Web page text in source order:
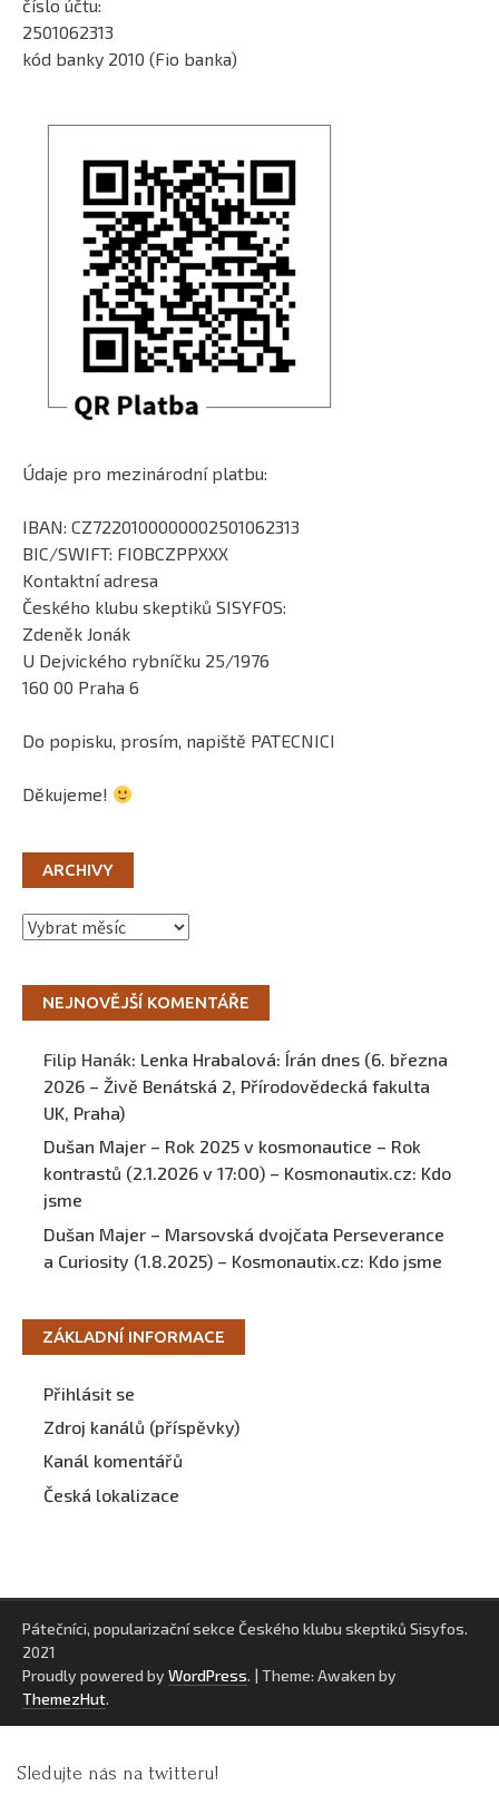
číslo účtu:
2501062313
kód banky 2010 (Fio banka)
Údaje pro mezinárodní platbu:
IBAN: CZ7220100000002501062313
BIC/SWIFT: FIOBCZPPXXX
Kontaktní adresa
Českého klubu skeptiků SISYFOS:
Zdeněk Jonák
U Dejvického rybníčku 25/1976
160 00 Praha 6
Do popisku, prosím, napiště PATECNICI
Děkujeme!
ARCHIVY
Archivy
NEJNOVĚJŠÍ KOMENTÁŘE
Filip Hanák: Lenka Hrabalová: Írán dnes (6. března
2026 – Živě Benátská 2, Přírodovědecká fakulta
UK, Praha)
Dušan Majer – Rok 2025 v kosmonautice – Rok
kontrastů (2.1.2026 v 17:00) – Kosmonautix.cz: Kdo
jsme
Dušan Majer – Marsovská dvojčata Perseverance
a Curiosity (1.8.2025) – Kosmonautix.cz: Kdo jsme
ZÁKLADNÍ INFORMACE
Přihlásit se
Zdroj kanálů (příspěvky)
Kanál komentářů
Česká lokalizace
Pátečníci, popularizační sekce Českého klubu skeptiků Sisyfos.
2021
Proudly powered by WordPress. | Theme: Awaken by
ThemezHut.
Sledujte nás na twitteru!